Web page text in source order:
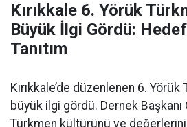
Kırıkkale 6. Yörük
Büyük İlgi Gördü:
Tanıtım
Kırıkkale’de düzenlenen 6.
büyük ilgi gördü. Dernek Başkanı
Türkmen kültürünü ve